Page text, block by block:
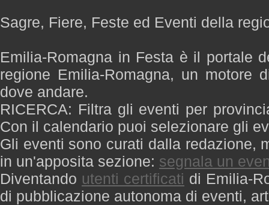
Sagre, Fiere, Feste ed Eventi della
Emilia-Romagna in Festa è il portale
regione Emilia-Romagna, un motore
dove andare.
RICERCA: Filtra gli eventi per
Con il calendario puoi selezionare gli
Gli eventi sono curati dalla redazione,
in un'apposita sezione: segnala un
Diventando utenti certificati di Emilia-
di pubblicazione autonoma di eventi,